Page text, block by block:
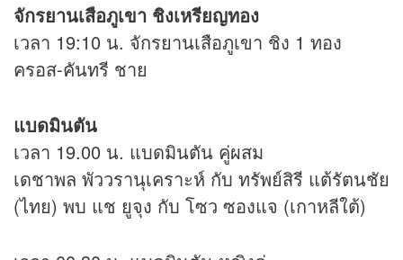
จักรยานเสือภูเขา ชิงเหรียญทอง
เวลา 19:10 น. จักรยานเสือภูเขา ชิง 1 ทอง
ครอส-คันทรี ชาย
แบดมินตัน
เวลา 19.00 น. แบดมินตัน คู่ผสม
เดชาพล พัววรานุเคราะห์ กับ ทรัพย์สิรี แต้รัตนชัย
(ไทย) พบ แช ยูจุง กับ โซว ซองแจ (เกาหลีใต้)